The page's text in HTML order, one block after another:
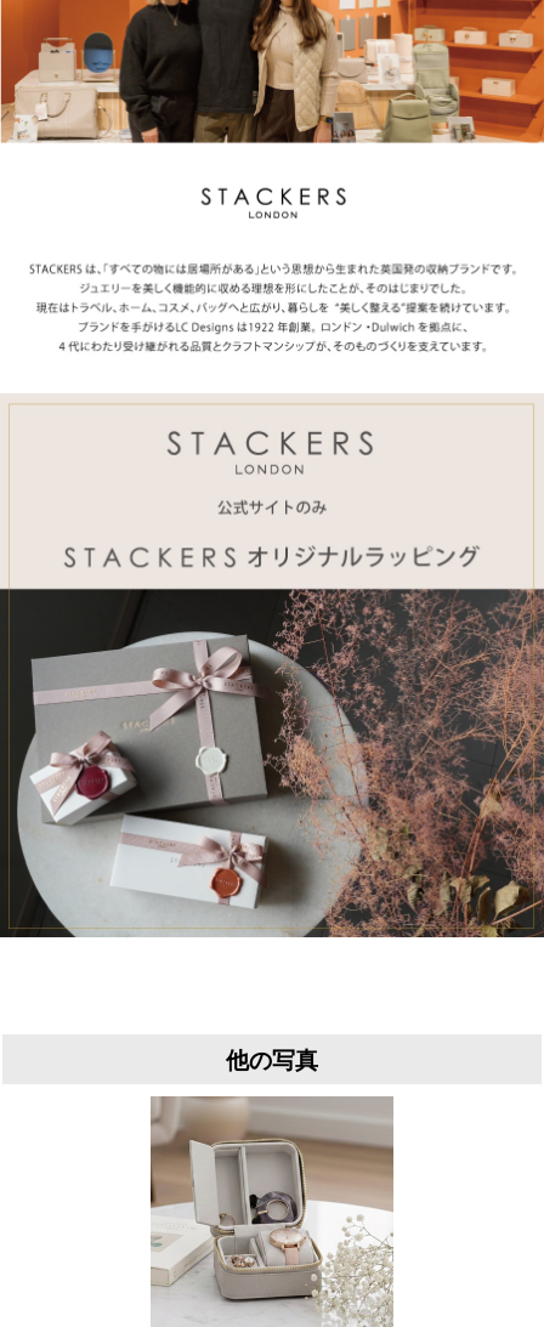
他の写真